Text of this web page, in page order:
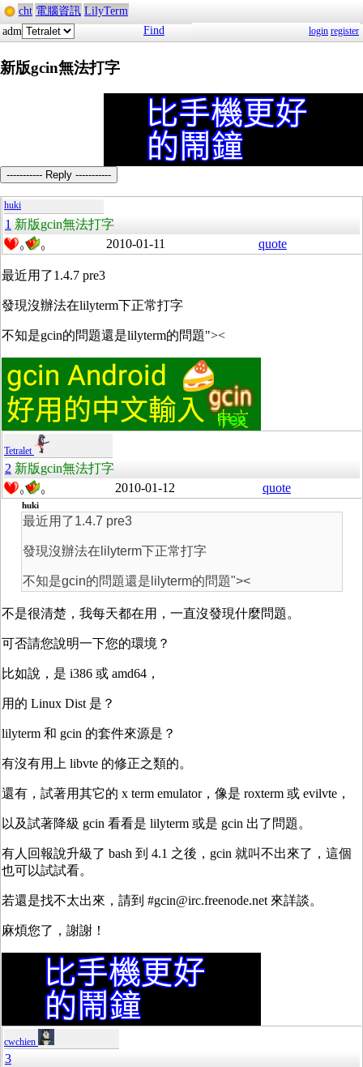
cht 電腦資訊 LilyTerm
adm
Find login register
新版gcin無法打字
----------- Reply -----------
huki
1 新版gcin無法打字
0 0 2010-01-11 quote
最近用了1.4.7 pre3
發現沒辦法在lilyterm下正常打字
不知是gcin的問題還是lilyterm的問題"><
Tetralet
2 新版gcin無法打字
0 0 2010-01-12 quote
huki
最近用了1.4.7 pre3
發現沒辦法在lilyterm下正常打字
不知是gcin的問題還是lilyterm的問題"><
不是很清楚，我每天都在用，一直沒發現什麼問題。
可否請您說明一下您的環境？
比如說，是 i386 或 amd64，
用的 Linux Dist 是？
lilyterm 和 gcin 的套件來源是？
有沒有用上 libvte 的修正之類的。
還有，試著用其它的 x term emulator，像是 roxterm 或 evilvte，
以及試著降級 gcin 看看是 lilyterm 或是 gcin 出了問題。
有人回報說升級了 bash 到 4.1 之後，gcin 就叫不出來了，這個
也可以試試看。
若還是找不太出來，請到 #gcin@irc.freenode.net 來詳談。
麻煩您了，謝謝！
cwchien
3